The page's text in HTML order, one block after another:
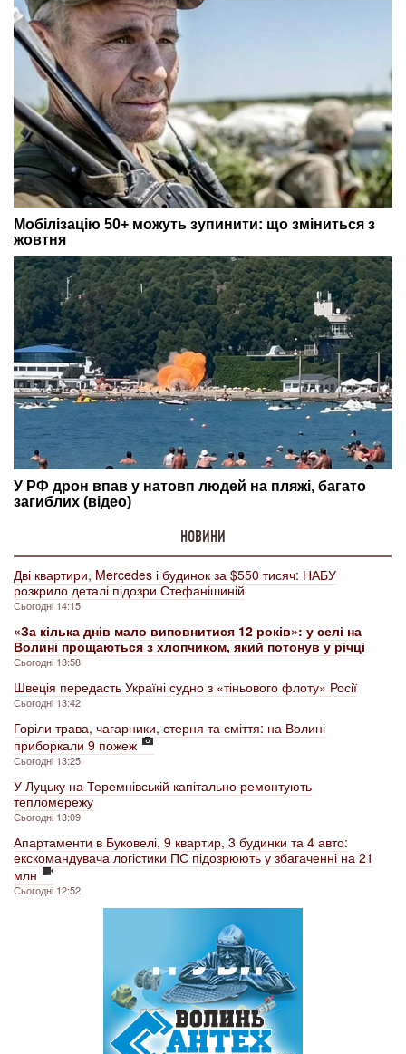
НОВИНИ
Дві квартири, Mercedes і будинок за $550 тисяч: НАБУ
розкрило деталі підозри Стефанішиній
Сьогодні 14:15
«За кілька днів мало виповнитися 12 років»: у селі на
Волині прощаються з хлопчиком, який потонув у річці
Сьогодні 13:58
Швеція передасть Україні судно з «тіньового флоту» Росії
Сьогодні 13:42
Горіли трава, чагарники, стерня та сміття: на Волині
приборкали 9 пожеж
Сьогодні 13:25
У Луцьку на Теремнівській капітально ремонтують
тепломережу
Сьогодні 13:09
Апартаменти в Буковелі, 9 квартир, 3 будинки та 4 авто:
екскомандувача логістики ПС підозрюють у збагаченні на 21
млн
Сьогодні 12:52